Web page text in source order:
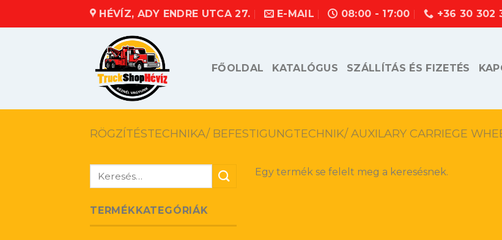
HÉVÍZ, ADY ENDRE UTCA 27. E-MAIL 08:00 - 17:00 +36 30 302
FŐOLDAL KATALÓGUS SZÁLLÍTÁS ÉS FIZETÉS
RÖGZÍTÉSTECHNIKA/ BEFESTIGUNGTECHNIK/ AUXILARY CARRIEGE
Keresés
TERMÉKKATEGÓRIÁK
Egy termék se felelt meg a keresésnek.